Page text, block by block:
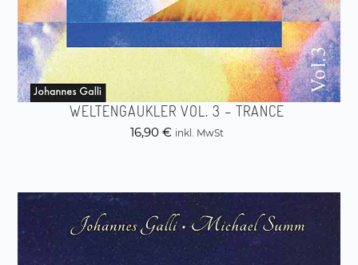
WELTENGAUKLER VOL. 3 – TRANCE
16,90 € inkl. MwSt